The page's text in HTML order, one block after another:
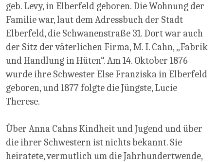
geb. Levy, in Elberfeld geboren. Die Wohnung der
Familie war, laut dem Adressbuch der Stadt
Elberfeld, die Schwanenstraße 31. Dort war auch
der Sitz der väterlichen Firma, M. I. Cahn, „Fabrik
und Handlung in Hüten“. Am 14. Oktober 1876
wurde ihre Schwester Else Franziska in Elberfeld
geboren, und 1877 folgte die Jüngste, Lucie
Therese.
Über Anna Cahns Kindheit und Jugend und über
die ihrer Schwestern ist nichts bekannt. Sie
heiratete, vermutlich um die Jahrhundertwende,